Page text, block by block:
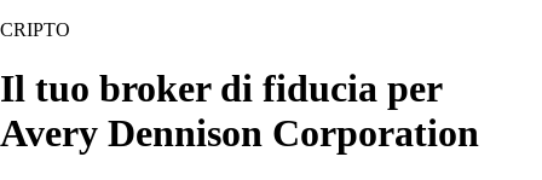
CRIPTO
Il tuo broker di fiducia per
Avery Dennison Corporation